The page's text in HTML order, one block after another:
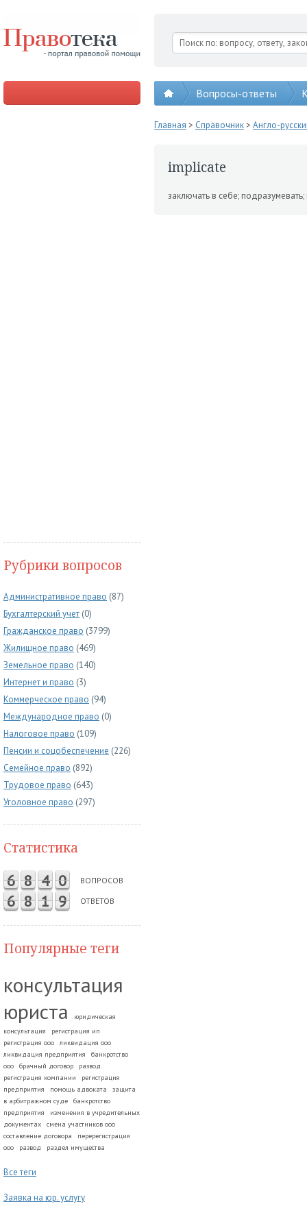
Вопросы-ответы
Рубрики вопросов
Административное право (87)
Бухгалтерский учет (0)
Гражданское право (3799)
Жилищное право (469)
Земельное право (140)
Интернет и право (3)
Коммерческое право (94)
Международное право (0)
Налоговое право (109)
Пенсии и соцобеспечение (226)
Семейное право (892)
Трудовое право (643)
Уголовное право (297)
Статистика
6 8 4 0 ВОПРОСОВ
6 8 1 9 ОТВЕТОВ
Популярные теги
консультация
юриста
юридическая
консультация
регистрация ип
регистрация ооо
ликвидация ооо
ликвидация предприятия
банкротство
ооо
брачный договор
развод.
регистрация компании
регистрация
предприятия
помощь адвоката
защита
в арбитражном суде
банкротство
предприятия
изменения в учредительных
документах
смена участников ооо
составление договора
перерегистрация
ооо
развод раздел имущества
Все теги
Заявка на юр. услугу
Главная > Справочник> Англо-
implicate
заключать в себе; подразуме­вать;